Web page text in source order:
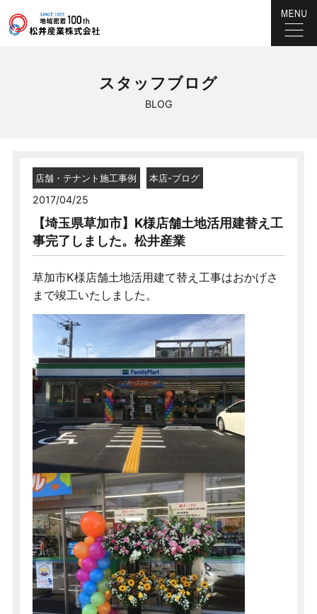
BLOG
スタッフブログ
店舗・テナント施工事例 本店-ブログ
2017/04/25
【埼玉県草加市】K様店舗土地活用建替え工
事完了しました。松井産業
草加市K様店舗土地活用建て替え工事はおかげさ
まで竣工いたしました。